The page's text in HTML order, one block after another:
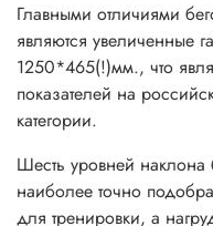
Главными отличиями
являются увеличенные
1250*465(!)мм., что
показателей на
категории.
Шесть уровней наклона
наиболее точно
для тренировки, а